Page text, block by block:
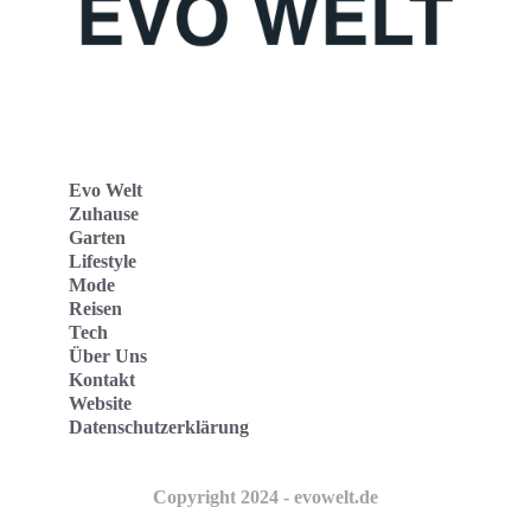
Evo Welt
Zuhause
Garten
Lifestyle
Mode
Reisen
Tech
Über Uns
Kontakt
Website
Datenschutzerklärung
Copyright 2024 - evowelt.de